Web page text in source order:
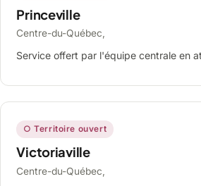
Princeville
Centre-du-Québec,
Service offert par l'équipe centrale en
○ Territoire ouvert
Victoriaville
Centre-du-Québec,